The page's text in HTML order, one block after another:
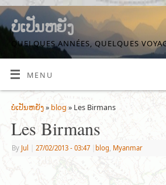
ບໍ່ເປັນຫຍັງ
QUELQUES ANNÉES, QUELQUES
MENU
ບໍ່ເປັນຫຍັງ» blog » Les Birmans
Les Birmans
By Jul 27/02/2013 - 03:47 blog, Myanmar